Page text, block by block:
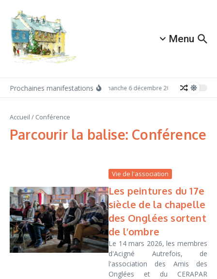
Menu
Prochaines manifestations Dimanche 6 décembre 2026:
Accueil / Conférence
Parcourir la balise: Conférence
Vie de l'association
Les peintures du 17e
siècle de la chapelle
des Onglées sortent
de l’ombre
Le 14 mars 2026, les membres
d'Acigné Autrefois, de
l'association des Amis des
Onglées et du CERAPAR